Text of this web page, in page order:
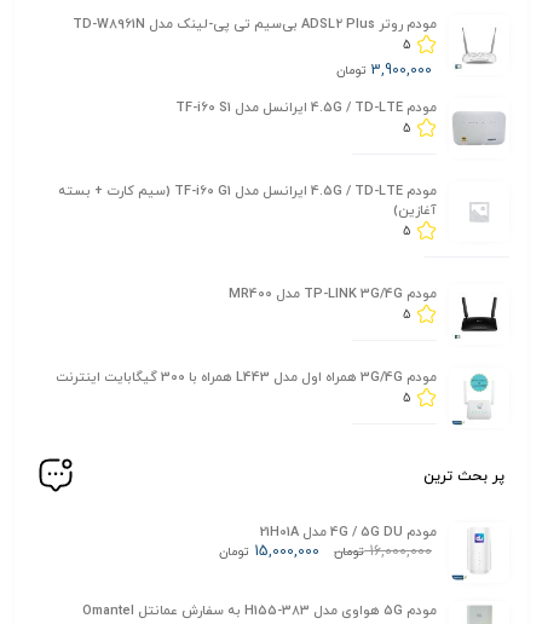
مودم روتر ADSL2 Plus بی‌سیم تی پی-لینک مدل TD-W8961N
5
3,900,000 تومان
مودم 4.5G / TD-LTE ایرانسل مدل TF-i60 S1
5
مودم 4.5G / TD-LTE ایرانسل مدل TF-i60 G1 (سیم کارت + بسته
آغازین)
5
مودم TP-LINK 3G/4G مدل MR400
5
مودم 3G/4G همراه اول مدل L443 همراه با 300 گیگابایت اینترنت
5
پر بحث ترین
مودم 4G / 5G DU مدل 21H01A
16,000,000 تومان 15,000,000 تومان
مودم 5G هواوی مدل H155-383 به سفارش عمانتل Omantel